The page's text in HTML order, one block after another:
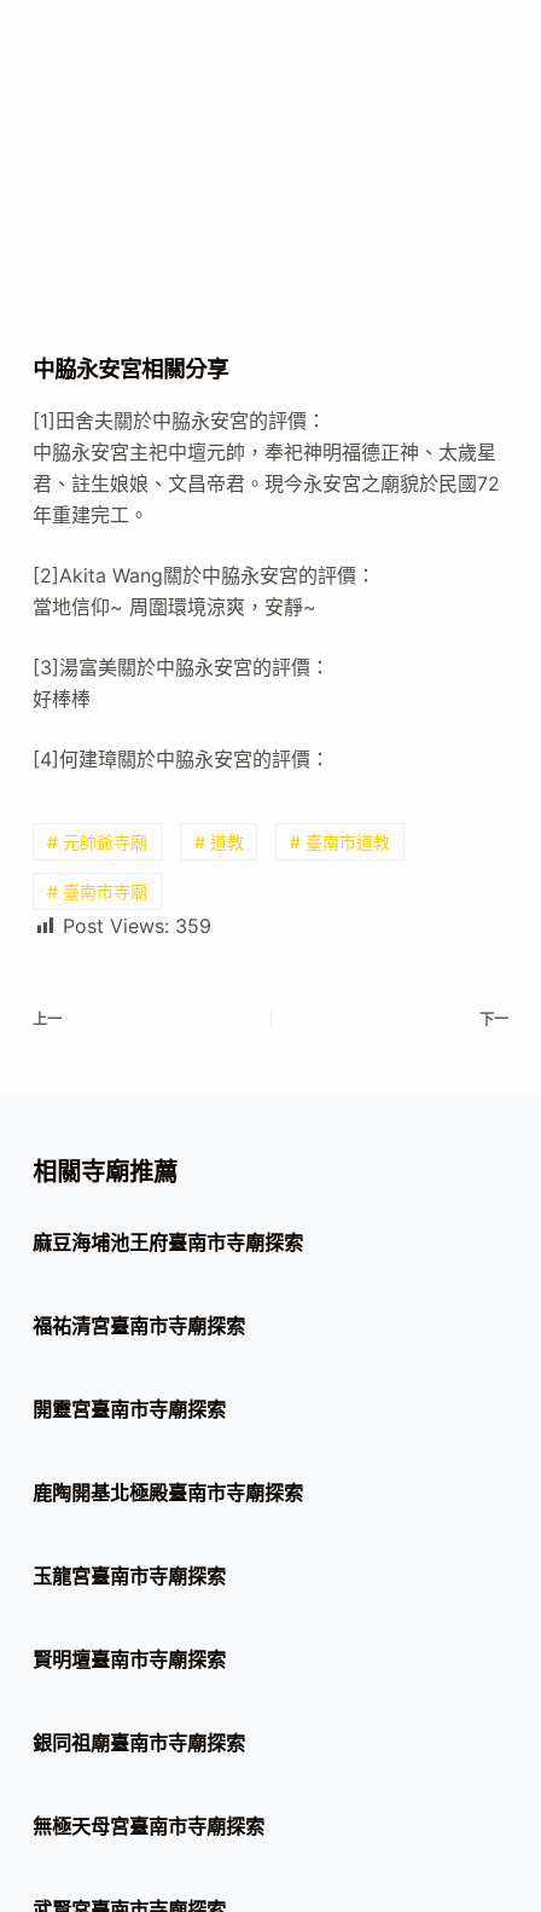
中脇永安宮相關分享
[1]田舍夫關於中脇永安宮的評價：
中脇永安宮主祀中壇元帥，奉祀神明福德正神、太歲星
君、註生娘娘、文昌帝君。現今永安宮之廟貌於民國72
年重建完工。
[2]Akita Wang關於中脇永安宮的評價：
當地信仰~ 周圍環境涼爽，安靜~
[3]湯富美關於中脇永安宮的評價：
好棒棒
[4]何建璋關於中脇永安宮的評價：
# 元帥爺寺廟 # 道教 # 臺南市道教
# 臺南市寺廟
Post Views: 359
上一 下一
相關寺廟推薦
麻豆海埔池王府臺南市寺廟探索
福祐清宮臺南市寺廟探索
開靈宮臺南市寺廟探索
鹿陶開基北極殿臺南市寺廟探索
玉龍宮臺南市寺廟探索
賢明壇臺南市寺廟探索
銀同祖廟臺南市寺廟探索
無極天母宮臺南市寺廟探索